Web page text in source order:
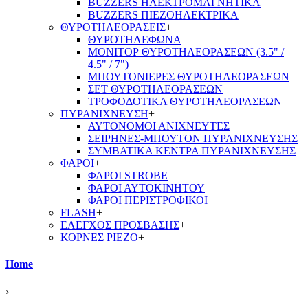
BUZZERS ΗΛΕΚΤΡΟΜΑΓΝΗΤΙΚΑ
BUZZERS ΠΙΕΖΟΗΛΕΚΤΡΙΚΑ
ΘΥΡΟΤΗΛΕΟΡΑΣΕΙΣ+
ΘΥΡΟΤΗΛΕΦΩΝΑ
ΜΟΝΙΤΟΡ ΘΥΡΟΤΗΛΕΟΡΑΣΕΩΝ (3.5" /
4.5" / 7")
ΜΠΟΥΤΟΝΙΕΡΕΣ ΘΥΡΟΤΗΛΕΟΡΑΣΕΩΝ
ΣΕΤ ΘΥΡΟΤΗΛΕΟΡΑΣΕΩΝ
ΤΡΟΦΟΔΟΤΙΚΑ ΘΥΡΟΤΗΛΕΟΡΑΣΕΩΝ
ΠΥΡΑΝΙΧΝΕΥΣΗ+
ΑΥΤΟΝΟΜΟΙ ΑΝΙΧΝΕΥΤΕΣ
ΣΕΙΡΗΝΕΣ-ΜΠΟΥΤΟΝ ΠΥΡΑΝΙΧΝΕΥΣΗΣ
ΣΥΜΒΑΤΙΚΑ ΚΕΝΤΡΑ ΠΥΡΑΝΙΧΝΕΥΣΗΣ
ΦΑΡΟΙ+
ΦΑΡΟΙ STROBE
ΦΑΡΟΙ ΑΥΤΟΚΙΝΗΤΟΥ
ΦΑΡΟΙ ΠΕΡΙΣΤΡΟΦΙΚΟΙ
FLASH+
ΕΛΕΓΧΟΣ ΠΡΟΣΒΑΣΗΣ+
ΚΟΡΝΕΣ PIEZO+
Home
›